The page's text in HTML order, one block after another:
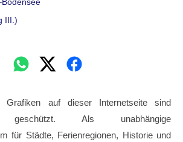
III.)
Grafiken auf dieser Internetseite sind
geschützt. Als unabhängige
für Städte, Ferienregionen, Historie und